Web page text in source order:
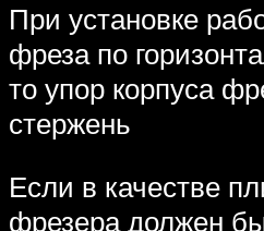
При установке
фреза по
то упор корпуса
стержень
Если в качестве
фрезера должен